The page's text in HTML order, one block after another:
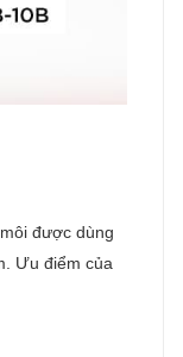
được dùng
Ưu điểm của